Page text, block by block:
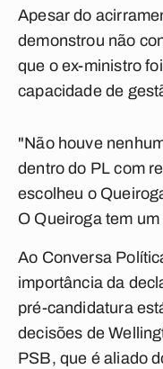
Apesar do
demonstrou não
que o ex-ministro
capacidade de
"Não houve
dentro do PL com
escolheu o
O Queiroga tem
Ao Conversa
importância da
pré-candidatura
decisões de
PSB, que é aliado